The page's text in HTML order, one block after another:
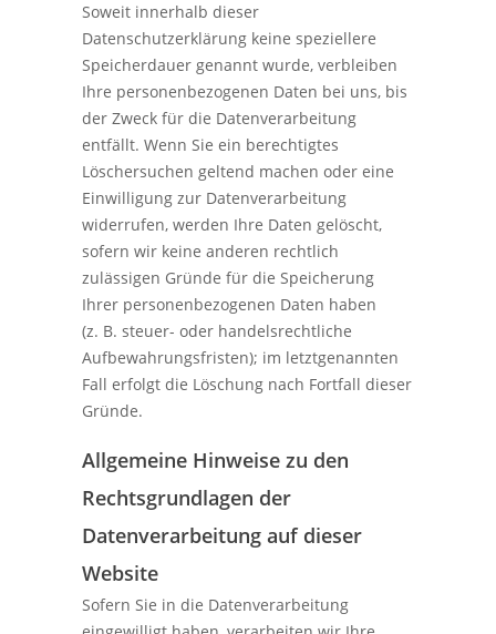
Soweit innerhalb dieser
Datenschutzerklärung keine speziellere
Speicherdauer genannt wurde, verbleiben
Ihre personenbezogenen Daten bei uns, bis
der Zweck für die Datenverarbeitung
entfällt. Wenn Sie ein berechtigtes
Löschersuchen geltend machen oder eine
Einwilligung zur Datenverarbeitung
widerrufen, werden Ihre Daten gelöscht,
sofern wir keine anderen rechtlich
zulässigen Gründe für die Speicherung
Ihrer personenbezogenen Daten haben
(z. B. steuer- oder handelsrechtliche
Aufbewahrungsfristen); im letztgenannten
Fall erfolgt die Löschung nach Fortfall dieser
Gründe.
Allgemeine Hinweise zu den
Rechtsgrundlagen der
Datenverarbeitung auf dieser
Website
Sofern Sie in die Datenverarbeitung